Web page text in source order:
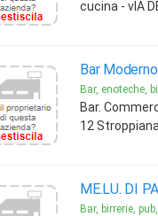
cucina - vIA
Bar
Bar, enoteche,
Bar.
12 Stroppiana
ME.LU. DI
Bar, birrerie,